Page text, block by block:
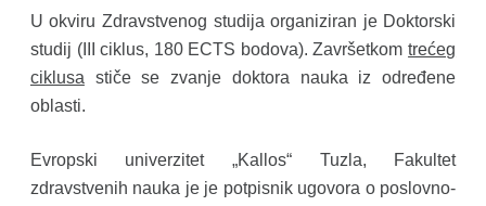
U okviru Zdravstvenog studija organiziran je Doktorski
studij (III ciklus, 180 ECTS bodova). Završetkomtrećeg
ciklusa stiče se zvanje doktora nauka iz određene
oblasti.
Evropski univerzitet „Kallos“ Tuzla, Fakultet
zdravstvenih nauka je je potpisnik ugovora o poslovno-